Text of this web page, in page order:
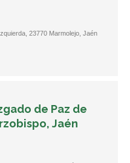
23770 Marmolejo, Jaén
de Paz de
Jaén